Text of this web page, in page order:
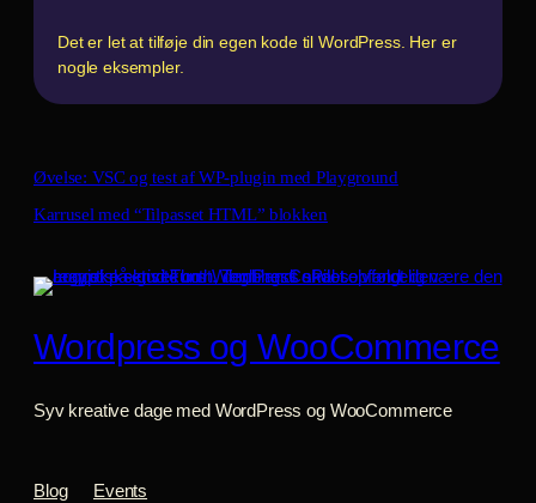
Det er let at tilføje din egen kode til WordPress. Her er
nogle eksempler.
Øvelse: VSC og test af WP-plugin med Playground
Karrusel med “Tilpasset HTML” blokken
Wordpress og WooCommerce
Syv kreative dage med WordPress og WooCommerce
Blog Events